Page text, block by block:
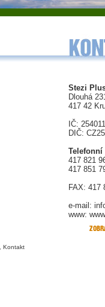
Stezi
Dlouhá
417 42
IČ:
DIČ:
417 821
417 851
FAX: 417
e-mail:
www:
Kontakt